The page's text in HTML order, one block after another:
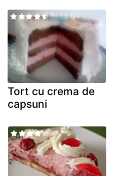
Tort cu crema de
capsuni